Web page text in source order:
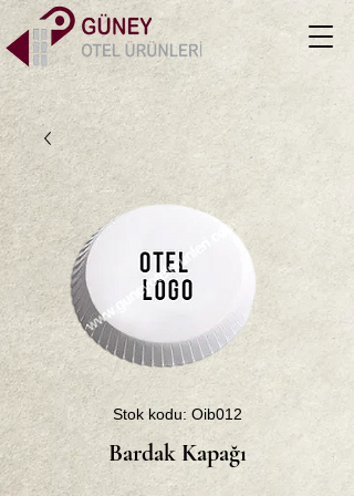
Stok kodu: Oib012
Bardak Kapağı